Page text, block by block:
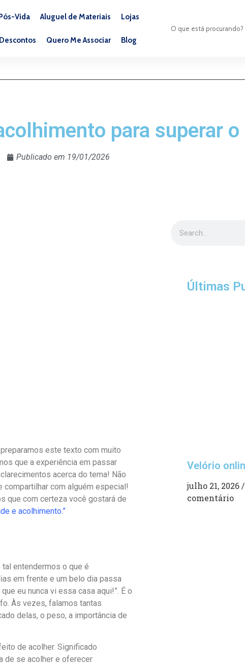
Vida Aluguel de Materiais Lojas
Quero Me Associar Blog
para superar
Publicado em 19/01/2026
este texto com muito
que a experiência em passar
acerca do tema! Não
compartilhar com alguém especial!
que com certeza você gostará de
e acolhimento.”
entendermos o que é
em frente e um belo dia passa
eu nunca vi essa casa aqui!”. É o
Às vezes, falamos tantas
delas, o peso, a importância de
de acolher. Significado
de se acolher e oferecer
Últimas
Velório
julho 21, 2026
comentário